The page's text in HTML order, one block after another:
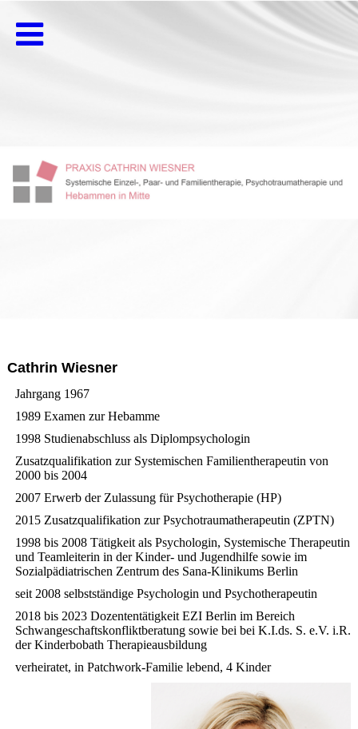
Cathrin Wiesner
Jahrgang 1967
1989 Examen zur Hebamme
1998 Studienabschluss als Diplompsychologin
Zusatzqualifikation zur Systemischen Familientherapeutin von
2000 bis 2004
2007 Erwerb der Zulassung für Psychotherapie (HP)
2015 Zusatzqualifikation zur Psychotraumatherapeutin (ZPTN)
1998 bis 2008 Tätigkeit als Psychologin, Systemische Therapeutin
und Teamleiterin in der Kinder- und Jugendhilfe sowie im
Sozialpädiatrischen Zentrum des Sana-Klinikums Berlin
seit 2008 selbstständige Psychologin und Psychotherapeutin
2018 bis 2023 Dozententätigkeit EZI Berlin im Bereich
Schwangeschaftskonfliktberatung sowie bei bei K.I.ds. S. e.V. i.R.
der Kinderbobath Therapieausbildung
verheiratet, in Patchwork-Familie lebend, 4 Kinder